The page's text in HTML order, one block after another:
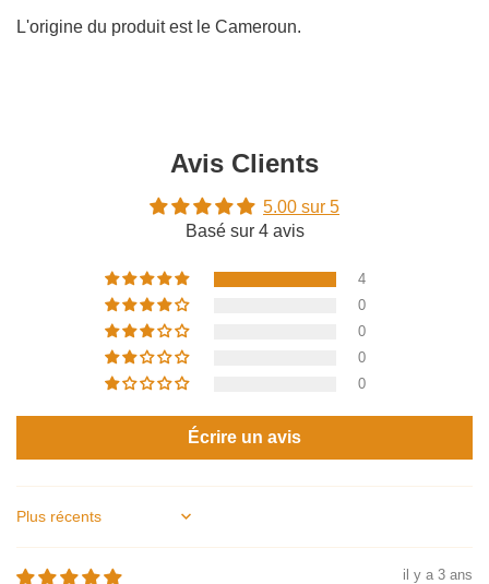
L'origine du produit est le Cameroun.
Avis Clients
5.00 sur 5
Basé sur 4 avis
4
0
0
0
0
Écrire un avis
Sort by
il y a 3 ans